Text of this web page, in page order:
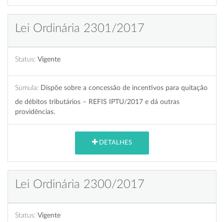
Lei Ordinária 2301/2017
Status: Vigente
Súmula: Dispõe sobre a concessão de incentivos para quitação
de débitos tributários – REFIS IPTU/2017 e dá outras
providências.
DETALHES
Lei Ordinária 2300/2017
Status: Vigente